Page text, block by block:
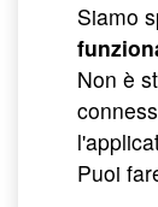
Siamo
Non è
Puoi